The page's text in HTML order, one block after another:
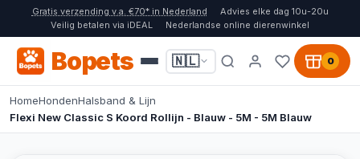
Gratis verzending v.a. €70* in Nederland
Advies elke dag 10u-20u
Veilig betalen via iDEAL
Nederlandse online dierenwinkel
Bopets 🇳🇱 0
HomeHondenHalsband & Lijn
Flexi New Classic S Koord Rollijn - Blauw - 5M - 5M Blauw